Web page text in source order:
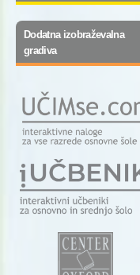
Dodatna izobraževalna
gradiva